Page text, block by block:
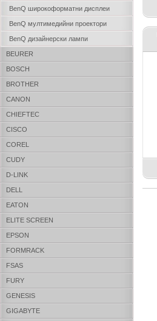
BenQ широкоформатни дисплеи
BenQ мултимедийни проектори
BenQ дизайнерски лампи
BEURER
BOSCH
BROTHER
CANON
CHIEFTEC
CISCO
COREL
CUDY
D-LINK
DELL
EATON
ELITE SCREEN
EPSON
FORMRACK
FSAS
FURY
GENESIS
GIGABYTE